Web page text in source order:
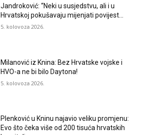
Jandroković: “Neki u susjedstvu, ali i u
Hrvatskoj pokušavaju mijenjati povijest…
5. kolovoza 2026.
Milanović iz Knina: Bez Hrvatske vojske i
HVO-a ne bi bilo Daytona!
5. kolovoza 2026.
Plenković u Kninu najavio veliku promjenu:
Evo što čeka više od 200 tisuća hrvatskih